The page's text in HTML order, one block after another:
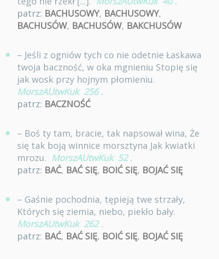
patrz: BACHUSOWY, BACHUSOWY,
BACHUSÓW, BACHUSÓW, BAKCHUSÓW
– Jeśli z ogniów tych co nie odetnie Łaskawa
twoja baczność, w oka mgnieniu Stopię się
jak wosk przy hojnym płomieniu.
MorszAUtwKuk 256 .
patrz: BACZNOŚĆ
– Boś ty tam, bracie, tak napsował wina, Że
się tak boją winnice morsztyna Jak kwiatki
mrozu. MorszAUtwKuk 52 .
patrz: BAĆ, BAĆ SIĘ, BOIĆ SIĘ, BOJAĆ SIĘ
– Gaśnie pochodnia, tępieją twe strzały,
Których się ziemia, niebo, piekło bały.
MorszAUtwKuk 262 .
patrz: BAĆ, BAĆ SIĘ, BOIĆ SIĘ, BOJAĆ SIĘ